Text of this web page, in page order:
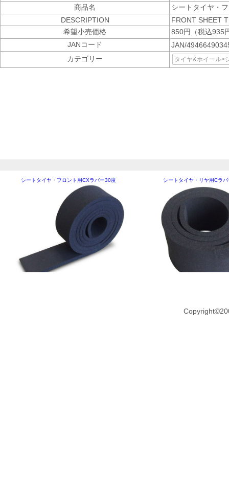
商品名
シートタイヤ・
DESCRIPTION
FRONT SHEET
希望小売価格
850円（税込935
JANコード
JAN/
カテゴリー
タイヤ&ホイール>
シートタイヤ・フロント用CXラバー30度 シートタイヤ・リヤ用Cラ